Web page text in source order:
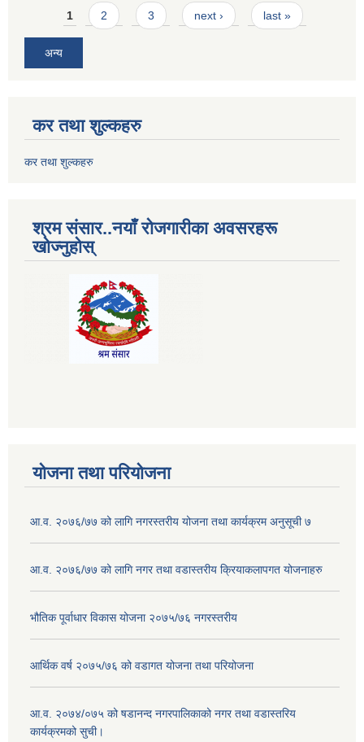
Pages
1 2 3 next › last »
अन्य
कर तथा शुल्कहरु
कर तथा शुल्कहरु
श्रम संसार..नयाँ रोजगारीका अवसरहरू
खोज्नुहोस्
योजना तथा परियोजना
आ.व. २०७६/७७ को लागि नगरस्तरीय योजना तथा कार्यक्रम अनुसूची ७
आ.व. २०७६/७७ को लागि नगर तथा वडास्तरीय क्रियाकलापगत योजनाहरु
भौतिक पूर्वाधार विकास योजना २०७५/७६ नगरस्तरीय
आर्थिक वर्ष २०७५/७६ को वडागत योजना तथा परियोजना
आ.व. २०७४/०७५ को षडानन्द नगरपालिकाको नगर तथा वडास्तरिय
कार्यक्रमको सुची।